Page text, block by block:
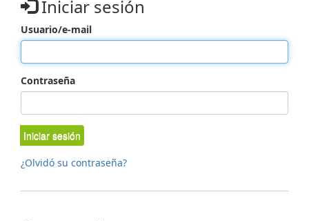
Iniciar sesión
Usuario/e-mail
Contraseña
Iniciar sesión
¿Olvidó su contraseña?